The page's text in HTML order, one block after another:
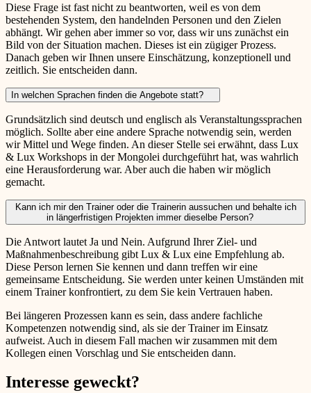
Diese Frage ist fast nicht zu beantworten, weil es von dem
bestehenden System, den handelnden Personen und den Zielen
abhängt. Wir gehen aber immer so vor, dass wir uns zunächst ein
Bild von der Situation machen. Dieses ist ein zügiger Prozess.
Danach geben wir Ihnen unsere Einschätzung, konzeptionell und
zeitlich. Sie entscheiden dann.
In welchen Sprachen finden die Angebote statt?
Grundsätzlich sind deutsch und englisch als Veranstaltungssprachen
möglich. Sollte aber eine andere Sprache notwendig sein, werden
wir Mittel und Wege finden. An dieser Stelle sei erwähnt, dass Lux
& Lux Workshops in der Mongolei durchgeführt hat, was wahrlich
eine Herausforderung war. Aber auch die haben wir möglich
gemacht.
Kann ich mir den Trainer oder die Trainerin aussuchen und behalte ich
in längerfristigen Projekten immer dieselbe Person?
Die Antwort lautet Ja und Nein. Aufgrund Ihrer Ziel- und
Maßnahmenbeschreibung gibt Lux & Lux eine Empfehlung ab.
Diese Person lernen Sie kennen und dann treffen wir eine
gemeinsame Entscheidung. Sie werden unter keinen Umständen mit
einem Trainer konfrontiert, zu dem Sie kein Vertrauen haben.
Bei längeren Prozessen kann es sein, dass andere fachliche
Kompetenzen notwendig sind, als sie der Trainer im Einsatz
aufweist. Auch in diesem Fall machen wir zusammen mit dem
Kollegen einen Vorschlag und Sie entscheiden dann.
Interesse geweckt?